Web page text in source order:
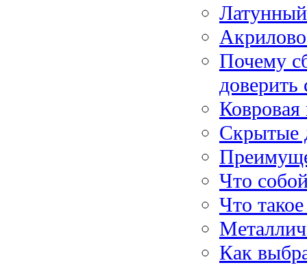
Латунный
Почему
доверить
Ковровая
Скрытые
Что
Что
Как